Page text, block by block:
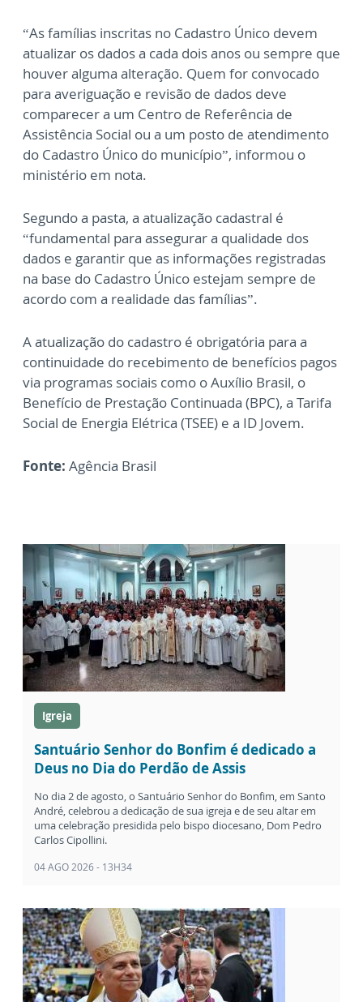
“As famílias inscritas no Cadastro Único devem
atualizar os dados a cada dois anos ou sempre que
houver alguma alteração. Quem for convocado
para averiguação e revisão de dados deve
comparecer a um Centro de Referência de
Assistência Social ou a um posto de atendimento
do Cadastro Único do município”, informou o
ministério em nota.
Segundo a pasta, a atualização cadastral é
“fundamental para assegurar a qualidade dos
dados e garantir que as informações registradas
na base do Cadastro Único estejam sempre de
acordo com a realidade das famílias”.
A atualização do cadastro é obrigatória para a
continuidade do recebimento de benefícios pagos
via programas sociais como o Auxílio Brasil, o
Benefício de Prestação Continuada (BPC), a Tarifa
Social de Energia Elétrica (TSEE) e a ID Jovem.
Fonte: Agência Brasil
Igreja
Santuário Senhor do Bonfim é dedicado a
Deus no Dia do Perdão de Assis
No dia 2 de agosto, o Santuário Senhor do Bonfim, em Santo
André, celebrou a dedicação de sua igreja e de seu altar em
uma celebração presidida pelo bispo diocesano, Dom Pedro
Carlos Cipollini.
04 AGO 2026 - 13H34